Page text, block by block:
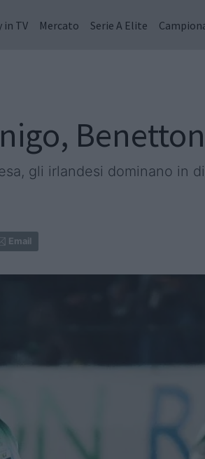
in TV Mercato Serie A Elite
gli irlandesi dominano in
Email